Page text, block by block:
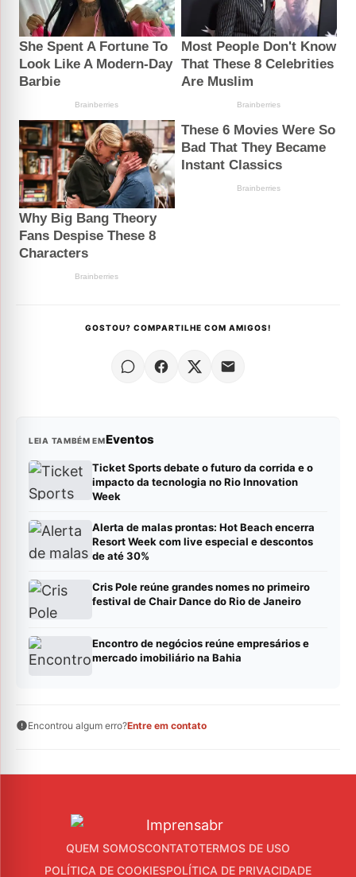
GOSTOU? COMPARTILHE COM AMIGOS!
LEIA TAMBÉM EMEventos
Ticket Sports debate o futuro da corrida e o
impacto da tecnologia no Rio Innovation
Week
Alerta de malas prontas: Hot Beach encerra
Resort Week com live especial e descontos
de até 30%
Cris Pole reúne grandes nomes no primeiro
festival de Chair Dance do Rio de Janeiro
Encontro de negócios reúne empresários e
mercado imobiliário na Bahia
Encontrou algum erro?Entre em contato
QUEM SOMOSCONTATOTERMOS DE USO
POLÍTICA DE COOKIESPOLÍTICA DE PRIVACIDADE